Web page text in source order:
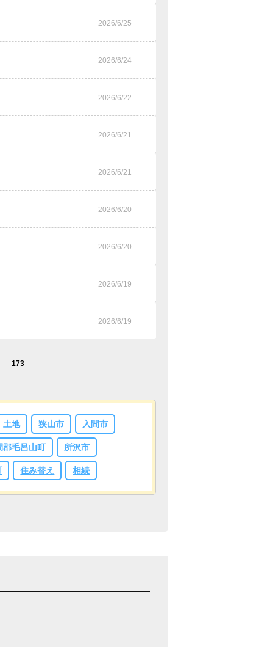
2026/6/25
2026/6/24
2026/6/22
2026/6/21
2026/6/21
2026/6/20
2026/6/20
2026/6/19
2026/6/19
173
土地 狭山市 入間市
郡毛呂山町 所沢市
住み替え 相続